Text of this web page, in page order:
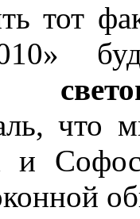
тот
что
и